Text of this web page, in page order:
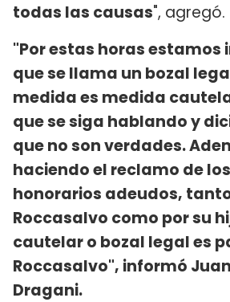
todas las causas", agregó.
"Por estas horas estamos
que se llama un bozal
medida es medida
que se siga hablando y
que no son verdades.
haciendo el reclamo de los
honorarios adeudos,
Roccasalvo como por su
cautelar o bozal legal es
Roccasalvo", informó
Dragani.